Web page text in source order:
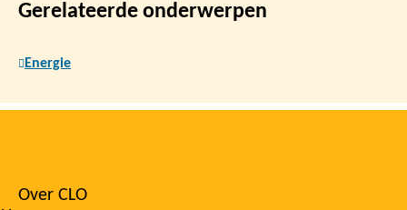
Gerelateerde onderwerpen
Energie
Over CLO